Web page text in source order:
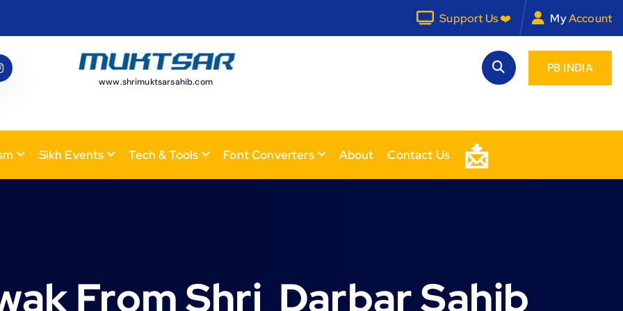
Support Us ❤️ MyAccount
www.shrimuktsarsahib.com
PB INDIA
Sikh Events Tech & Tools Font Converters About Contact Us 📩
From Shri Darbar Sahib